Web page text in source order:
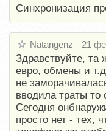
Синхронизация
Natangenz 21
Здравствуйте,
евро, обмены и
не
вводила траты то
Сегодня
просто нет - тех,